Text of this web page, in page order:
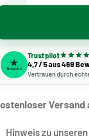
Trustpilot
4,7 / 5 aus 469
Vertrauen durch
Versand
Hinweis zu